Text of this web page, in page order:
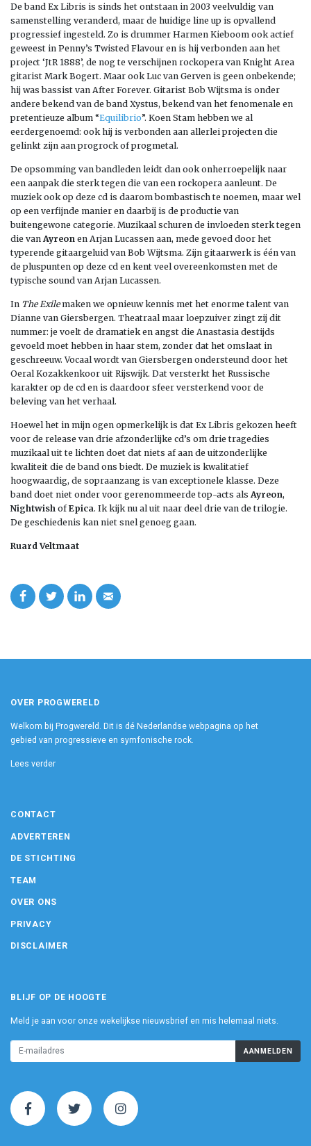
De band Ex Libris is sinds het ontstaan in 2003 veelvuldig van
samenstelling veranderd, maar de huidige line up is opvallend
progressief ingesteld. Zo is drummer Harmen Kieboom ook actief
geweest in Penny’s Twisted Flavour en is hij verbonden aan het
project ‘JtR 1888’, de nog te verschijnen rockopera van Knight Area
gitarist Mark Bogert. Maar ook Luc van Gerven is geen onbekende;
hij was bassist van After Forever. Gitarist Bob Wijtsma is onder
andere bekend van de band Xystus, bekend van het fenomenale en
pretentieuze album “Equilibrio”. Koen Stam hebben we al
eerdergenoemd: ook hij is verbonden aan allerlei projecten die
gelinkt zijn aan progrock of progmetal.
De opsomming van bandleden leidt dan ook onherroepelijk naar
een aanpak die sterk tegen die van een rockopera aanleunt. De
muziek ook op deze cd is daarom bombastisch te noemen, maar wel
op een verfijnde manier en daarbij is de productie van
buitengewone categorie. Muzikaal schuren de invloeden sterk tegen
die van Ayreon en Arjan Lucassen aan, mede gevoed door het
typerende gitaargeluid van Bob Wijtsma. Zijn gitaarwerk is één van
de pluspunten op deze cd en kent veel overeenkomsten met de
typische sound van Arjan Lucassen.
In The Exilemaken we opnieuw kennis met het enorme talent van
Dianne van Giersbergen. Theatraal maar loepzuiver zingt zij dit
nummer: je voelt de dramatiek en angst die Anastasia destijds
gevoeld moet hebben in haar stem, zonder dat het omslaat in
geschreeuw. Vocaal wordt van Giersbergen ondersteund door het
Oeral Kozakkenkoor uit Rijswijk. Dat versterkt het Russische
karakter op de cd en is daardoor sfeer versterkend voor de
beleving van het verhaal.
Hoewel het in mijn ogen opmerkelijk is dat Ex Libris gekozen heeft
voor de release van drie afzonderlijke cd’s om drie tragedies
muzikaal uit te lichten doet dat niets af aan de uitzonderlijke
kwaliteit die de band ons biedt. De muziek is kwalitatief
hoogwaardig, de sopraanzang is van exceptionele klasse. Deze
band doet niet onder voor gerenommeerde top-acts als Ayreon,
Nightwish ofEpica. Ik kijk nu al uit naar deel drie van de trilogie.
De geschiedenis kan niet snel genoeg gaan.
Ruard Veltmaat
OVER PROGWERELD
Welkom bij Progwereld. Dit is dé Nederlandse webpagina op het
gebied van progressieve en symfonische rock.
Lees verder
CONTACT
ADVERTEREN
DE STICHTING
TEAM
OVER ONS
PRIVACY
DISCLAIMER
BLIJF OP DE HOOGTE
Meld je aan voor onze wekelijkse nieuwsbrief en mis helemaal niets.
AANMELDEN